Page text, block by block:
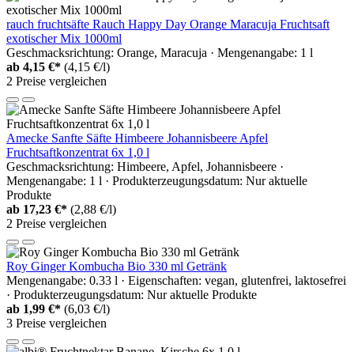
rauch fruchtsäfte Rauch Happy Day Orange Maracuja Fruchtsaft
exotischer Mix 1000ml
Geschmacksrichtung: Orange, Maracuja · Mengenangabe: 1 l
ab 4,15 €* (4,15 €/l)
2 Preise vergleichen
Amecke Sanfte Säfte Himbeere Johannisbeere Apfel
Fruchtsaftkonzentrat 6x 1,0 l
Geschmacksrichtung: Himbeere, Apfel, Johannisbeere ·
Mengenangabe: 1 l · Produkterzeugungsdatum: Nur aktuelle
Produkte
ab 17,23 €* (2,88 €/l)
2 Preise vergleichen
Roy Ginger Kombucha Bio 330 ml Getränk
Mengenangabe: 0.33 l · Eigenschaften: vegan, glutenfrei, laktosefrei
· Produkterzeugungsdatum: Nur aktuelle Produkte
ab 1,99 €* (6,03 €/l)
3 Preise vergleichen